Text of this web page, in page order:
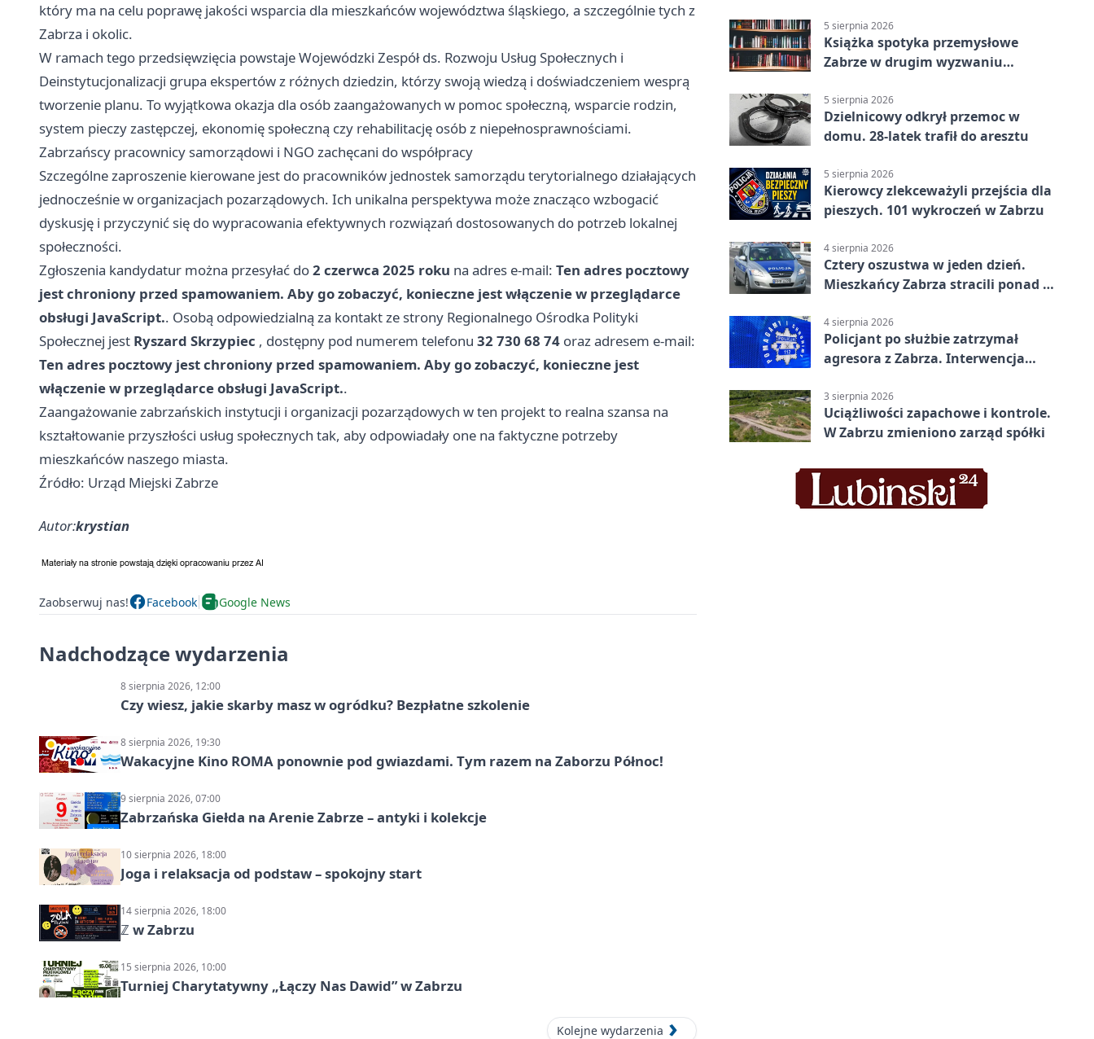
który ma na celu poprawę jakości wsparcia dla mieszkańców województwa śląskiego, a szczególnie tych z
Zabrza i okolic.
W ramach tego przedsięwzięcia powstaje Wojewódzki Zespół ds. Rozwoju Usług Społecznych i
Deinstytucjonalizacji grupa ekspertów z różnych dziedzin, którzy swoją wiedzą i doświadczeniem wesprą
tworzenie planu. To wyjątkowa okazja dla osób zaangażowanych w pomoc społeczną, wsparcie rodzin,
system pieczy zastępczej, ekonomię społeczną czy rehabilitację osób z niepełnosprawnościami.
Zabrzańscy pracownicy samorządowi i NGO zachęcani do współpracy
Szczególne zaproszenie kierowane jest do pracowników jednostek samorządu terytorialnego działających
jednocześnie w organizacjach pozarządowych. Ich unikalna perspektywa może znacząco wzbogacić
dyskusję i przyczynić się do wypracowania efektywnych rozwiązań dostosowanych do potrzeb lokalnej
społeczności.
Zgłoszenia kandydatur można przesyłać do2 czerwca 2025 roku na adres e-mail: Ten adres pocztowy
jest chroniony przed spamowaniem. Aby go zobaczyć, konieczne jest włączenie w przeglądarce
obsługi JavaScript.. Osobą odpowiedzialną za kontakt ze strony Regionalnego Ośrodka Polityki
Społecznej jest Ryszard Skrzypiec , dostępny pod numerem telefonu 32 730 68 74 oraz adresem e-mail:
Ten adres pocztowy jest chroniony przed spamowaniem. Aby go zobaczyć, konieczne jest
włączenie w przeglądarce obsługi JavaScript..
Zaangażowanie zabrzańskich instytucji i organizacji pozarządowych w ten projekt to realna szansa na
kształtowanie przyszłości usług społecznych tak, aby odpowiadały one na faktyczne potrzeby
mieszkańców naszego miasta.
Źródło: Urząd Miejski Zabrze
Autor:krystian
Zaobserwuj nas! Facebook Google News
Nadchodzące wydarzenia
8 sierpnia 2026, 12:00
Czy wiesz, jakie skarby masz w ogródku? Bezpłatne szkolenie
8 sierpnia 2026, 19:30
Wakacyjne Kino ROMA ponownie pod gwiazdami. Tym razem na Zaborzu Północ!
9 sierpnia 2026, 07:00
Zabrzańska Giełda na Arenie Zabrze – antyki i kolekcje
10 sierpnia 2026, 18:00
Joga i relaksacja od podstaw – spokojny start
14 sierpnia 2026, 18:00
ℤ w Zabrzu
15 sierpnia 2026, 10:00
Turniej Charytatywny „Łączy Nas Dawid” w Zabrzu
Kolejne wydarzenia
5 sierpnia 2026
Książka spotyka przemysłowe
Zabrze w drugim wyzwaniu
5 sierpnia 2026
Dzielnicowy odkrył przemoc w
domu. 28-latek trafił do aresztu
5 sierpnia 2026
Kierowcy zlekceważyli przejścia dla
pieszych. 101 wykroczeń w Zabrzu
4 sierpnia 2026
Cztery oszustwa w jeden dzień.
Mieszkańcy Zabrza stracili ponad 6
4 sierpnia 2026
Policjant po służbie zatrzymał
agresora z Zabrza. Interwencja
3 sierpnia 2026
Uciążliwości zapachowe i kontrole.
W Zabrzu zmieniono zarząd spółki